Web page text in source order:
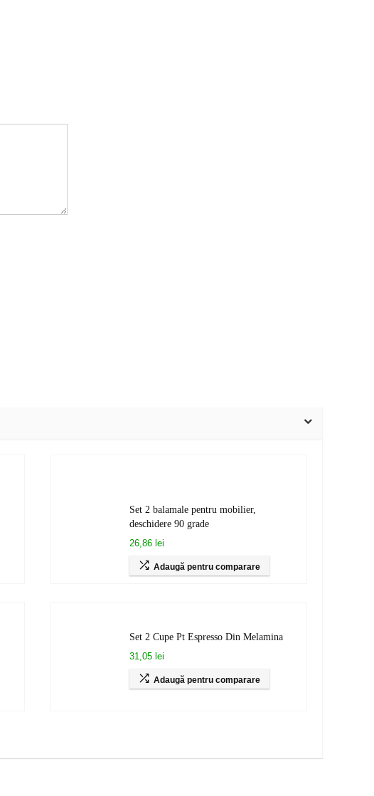
Set 2 balamale pentru mobilier,
deschidere 90 grade
26,86 lei
Adaugă pentru comparare
Set 2 Cupe Pt Espresso Din Melamina
31,05 lei
Adaugă pentru comparare